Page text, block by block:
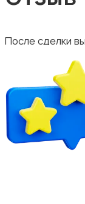
После сделки